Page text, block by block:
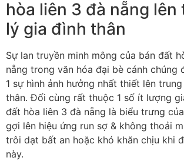
hòa liên 3 đà nẵng lên
lý gia đình thân
Sự lan truyền minh mông của bán đất
nẵng trong văn hóa đại bè cánh chúng
1 sự hình ảnh hưởng nhất thiết lên
thân. Đối cùng rất thuộc 1 số ít lượng
đất hòa liên 3 đà nẵng là biểu trưng
gợi lên hiệu ứng run sợ & không thoải
trôi dạt bất an hoặc khó khăn chịu khi
này.